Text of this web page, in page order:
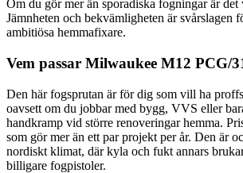
Om du gör mer än sporadiska fogningar är det
Jämnheten och bekvämligheten är svårslagen
ambitiösa hemmafixare.
Vem passar Milwaukee M12 PCG/
Den här fogsprutan är för dig som vill ha
oavsett om du jobbar med bygg, VVS eller
handkramp vid större renoveringar hemma.
som gör mer än ett par projekt per år. Den är
nordiskt klimat, där kyla och fukt annars
billigare fogpistoler.